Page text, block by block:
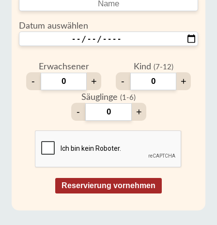
Datum auswählen
Erwachsener
- +
Kind (7-12)
- +
Säuglinge (1-6)
- +
Reservierung vornehmen